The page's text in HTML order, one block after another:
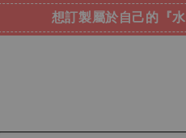
想訂製屬於自己的『